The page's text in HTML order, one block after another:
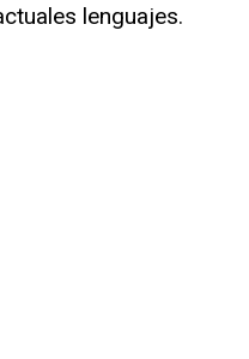
lenguajes.